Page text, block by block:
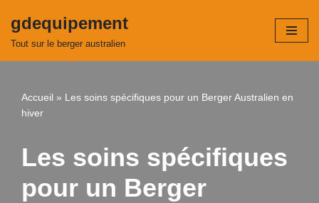
Aller
gdequipement
Tout sur le berger australien
Accueil » Les soins spécifiques pour un Berger Australien en
hiver
Les soins spécifiques
pour un Berger